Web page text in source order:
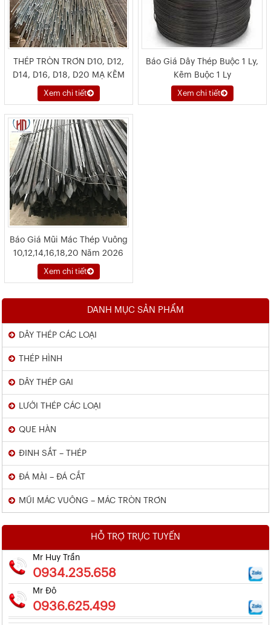
THÉP TRÒN TRƠN D10, D12,
D14, D16, D18, D20 MẠ KẼM
NHÚNG NÓNG
Xem chi tiết
Báo Giá Dây Thép Buộc 1 Ly,
Kẽm Buộc 1 Ly
Xem chi tiết
Báo Giá Mũi Mác Thép Vuông
10,12,14,16,18,20 Năm 2026
Xem chi tiết
DANH MỤC SẢN PHẨM
DÂY THÉP CÁC LOẠI
THÉP HÌNH
DÂY THÉP GAI
LƯỚI THÉP CÁC LOẠI
QUE HÀN
ĐINH SẮT – THÉP
ĐÁ MÀI – ĐÁ CẮT
MŨI MÁC VUÔNG – MÁC TRÒN TRƠN
HỖ TRỢ TRỰC TUYẾN
Mr Huy Trần
0934.235.658
Mr Đô
0936.625.499